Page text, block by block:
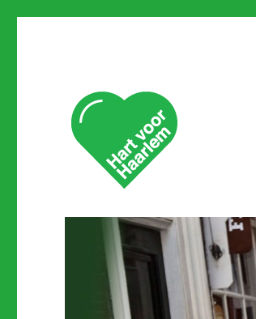
Hart voor